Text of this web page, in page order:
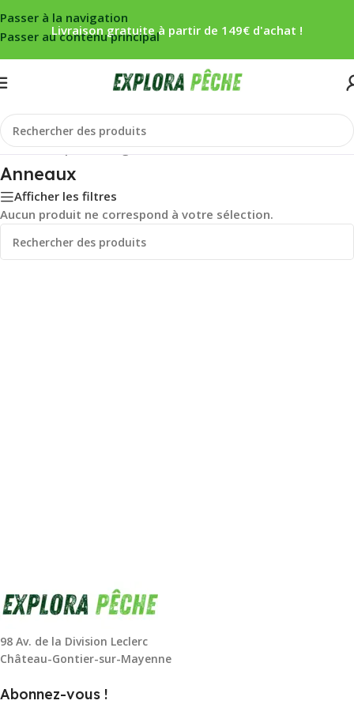
Passer à la navigation
Passer au contenu principal
Livraison gratuite à partir de 149€ d'achat !
Accueil/Carpe/Montage/Anneaux
Anneaux
Afficher les filtres
Aucun produit ne correspond à votre sélection.
98 Av. de la Division Leclerc
Château-Gontier-sur-Mayenne
Abonnez-vous !